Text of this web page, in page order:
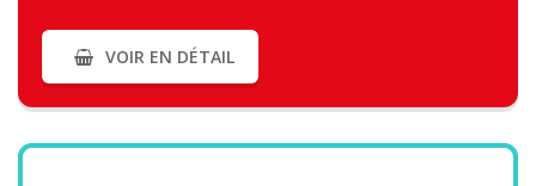
VOIR EN DÉTAIL